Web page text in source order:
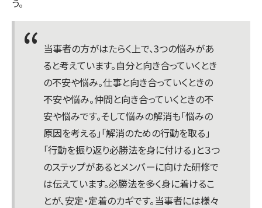
う。
当事者の方がはたらく上で、3つの悩みがあ
ると考えています。自分と向き合っていくとき
の不安や悩み。仕事と向き合っていくときの
不安や悩み。仲間と向き合っていくときの不
安や悩みです。そして悩みの解消も「悩みの
原因を考える」「解消のための行動を取る」
「行動を振り返り必勝法を身に付ける」と３つ
のステップがあるとメンバーに向けた研修で
は伝えています。必勝法を多く身に着けるこ
とが、安定・定着のカギです。当事者には様々